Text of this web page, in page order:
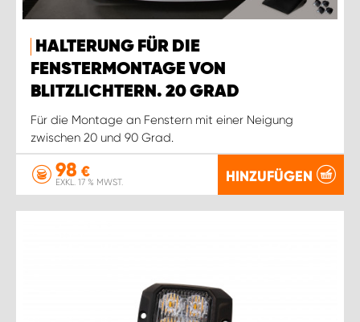
HALTERUNG FÜR DIE
FENSTERMONTAGE VON
BLITZLICHTERN. 20 GRAD
Für die Montage an Fenstern mit einer Neigung
zwischen 20 und 90 Grad.
98 €
EXKL. 17 % MWST. HINZUFÜGEN